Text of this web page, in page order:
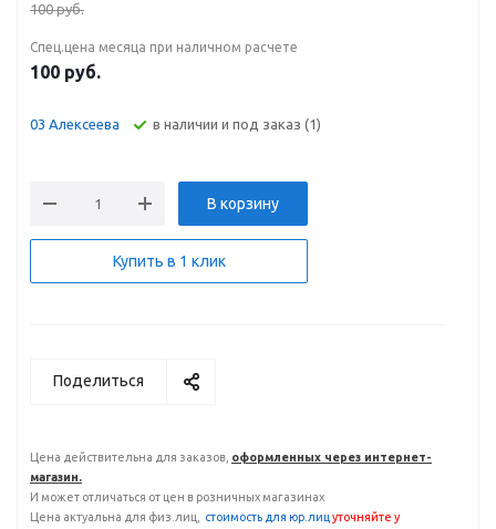
100руб.
Спец.цена месяца при наличном расчете
100 руб.
03 Алексеева В наличии и под заказ (1)
В корзину
Купить в 1 клик
Поделиться
Цена действительна для заказов, оформленных через интернет-
магазин.
И может отличаться от цен в розничных магазинах
Цена актуальна для физ.лиц,
стоимость для юр.лиц уточняйте у